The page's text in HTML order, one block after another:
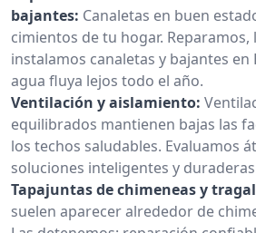
bajantes: Canaletas en buen
cimientos de tu hogar. Reparamos,
instalamos canaletas y bajantes en
agua fluya lejos todo el año.
Ventilación y aislamiento:
equilibrados mantienen bajas las
los techos saludables. Evaluamos
soluciones inteligentes y
Tapajuntas de chimeneas y
suelen aparecer alrededor de